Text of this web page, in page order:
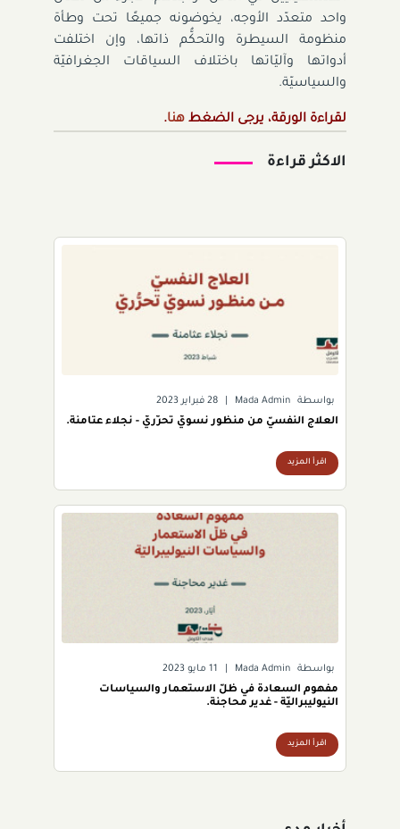
واحد متعدّد الأوجه، يخوضونه جميعًا تحت وطأة
منظومة السيطرة والتحكُّم ذاتها، وإن اختلفت
أدواتها وآليّاتها باختلاف السياقات الجغرافيّة
والسياسيّة.
لقراءة الورقة، يرجى الضغط هنا.
الاكثر قراءة
بواسطة Mada Admin 28 فبراير 2023
العلاج النفسيّ من منظور نسويّ تحرُّريّ - نجلاء عثامنة.
اقرأ المزيد
بواسطة Mada Admin 11 مايو 2023
مفهوم السعادة في ظلّ الاستعمار والسياسات
النيوليبراليّة - غدير محاجنة.
اقرأ المزيد